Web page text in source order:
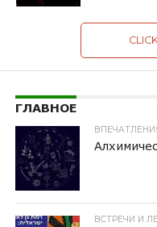
ГЛАВНОЕ
ВСТРЕЧИ И